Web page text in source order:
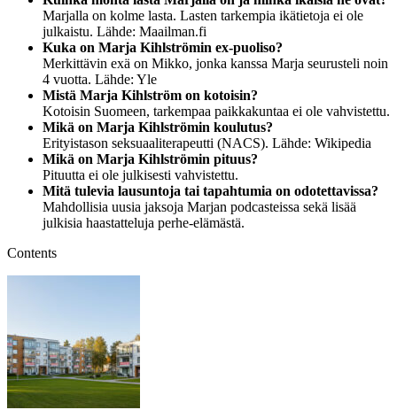
Marjalla on kolme lasta. Lasten tarkempia ikätietoja ei ole
julkaistu. Lähde: Maailman.fi
Kuka on Marja Kihlströmin ex-puoliso?
Merkittävin exä on Mikko, jonka kanssa Marja seurusteli noin
4 vuotta. Lähde: Yle
Mistä Marja Kihlström on kotoisin?
Kotoisin Suomeen, tarkempaa paikkakuntaa ei ole vahvistettu.
Mikä on Marja Kihlströmin koulutus?
Erityistason seksuaaliterapeutti (NACS). Lähde: Wikipedia
Mikä on Marja Kihlströmin pituus?
Pituutta ei ole julkisesti vahvistettu.
Mitä tulevia lausuntoja tai tapahtumia on odotettavissa?
Mahdollisia uusia jaksoja Marjan podcasteissa sekä lisää
julkisia haastatteluja perhe-elämästä.
Contents